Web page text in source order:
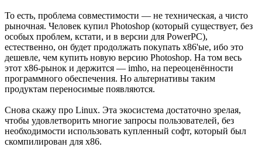
То есть, проблема совместимости — не техническая, а чисто
рыночная. Человек купил Photoshop (который существует, без
особых проблем, кстати, и в версии для PowerPC),
естественно, он будет продолжать покупать x86'ые, ибо это
дешевле, чем купить новую версию Photoshop. На том весь
этот x86-рынок и держится — imho, на переоценённости
программного обеспечения. Но альтернативы таким
продуктам переносимые появляются.
Снова скажу про Linux. Эта экосистема достаточно зрелая,
чтобы удовлетворить многие запросы пользователей, без
необходимости использовать купленный софт, который был
скомпилирован для x86.